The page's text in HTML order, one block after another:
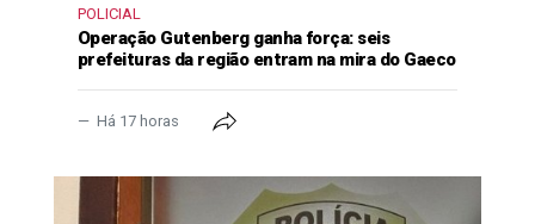
POLICIAL
Operação Gutenberg ganha força: seis
prefeituras da região entram na mira do Gaeco
Há 17 horas